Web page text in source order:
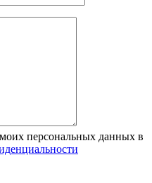
персональных данных в